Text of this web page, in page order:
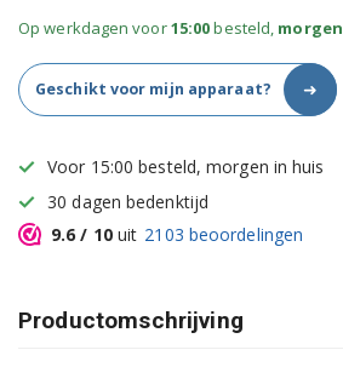
Op werkdagen voor15:00besteld, morgen
Geschikt voor mijn apparaat? ➜
Voor 15:00 besteld, morgen in huis
30 dagen bedenktijd
9.6 / 10uit 2103 beoordelingen
Productomschrijving